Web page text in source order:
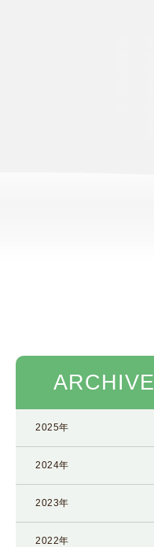
ARCHIVE
2025年
2024年
2023年
2022年